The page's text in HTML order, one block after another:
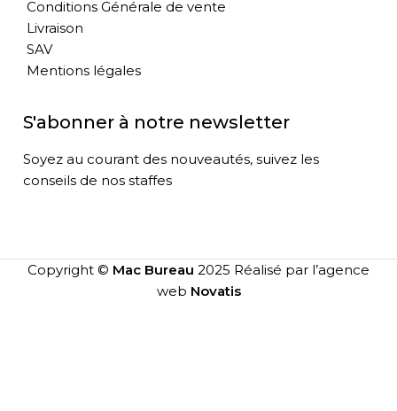
Conditions Générale de vente
Livraison
SAV
Mentions légales
S'abonner à notre newsletter
Soyez au courant des nouveautés, suivez les
conseils de nos staffes
Copyright © Mac Bureau 2025 Réalisé par l’agence
web Novatis